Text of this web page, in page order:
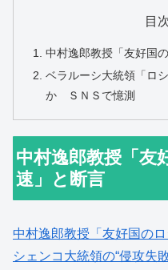
目
中村逸郎教授「友好国
ベラルーシ大統領「ロ
か ＳＮＳで憶測
中村逸郎教授「友
速」と断言
中村逸郎教授「友好国の
シェンコ大統領の“侵攻失